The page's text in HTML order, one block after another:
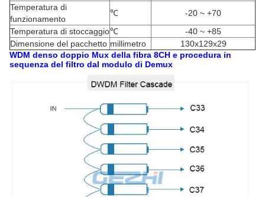
Temperatura di
funzionamento
℃
-20 ~ +70
Temperatura di stoccaggio℃
-40 ~ +85
Dimensione del pacchetto millimetro
130x129x29
WDM denso doppio Mux della fibra 8CH e procedura in
sequenza del filtro dal modulo di Demux